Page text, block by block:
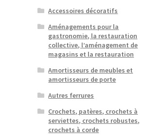
Accessoires décoratifs
Aménagements pour la
gastronomie, la restauration
collective, l’aménagement de
magasins et la restauration
Amortisseurs de meubles et
amortisseurs de porte
Autres ferrures
Crochets, patères, crochets à
serviettes, crochets robustes,
crochets à corde